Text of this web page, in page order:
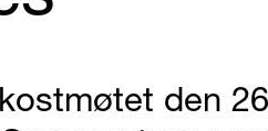
den